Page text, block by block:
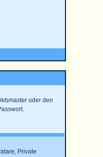
oder den
Private